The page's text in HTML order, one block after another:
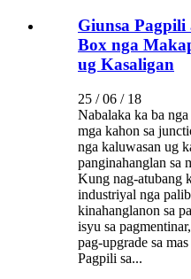
Giunsa
Box nga
ug Kasaligan
25 / 06 / 18
Nabalaka ka ba
mga kahon sa
nga kaluwasan ug
panginahanglan sa
Kung nag-atubang
industriyal nga
kinahanglanon sa
isyu sa
pag-upgrade sa
Pagpili sa...